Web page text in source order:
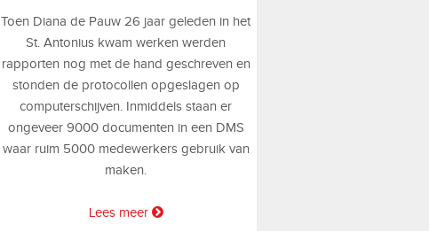
Toen Diana de Pauw 26 jaar geleden in het
St. Antonius kwam werken werden
rapporten nog met de hand geschreven en
stonden de protocollen opgeslagen op
computerschijven. Inmiddels staan er
ongeveer 9000 documenten in een DMS
waar ruim 5000 medewerkers gebruik van
maken.
Lees meer